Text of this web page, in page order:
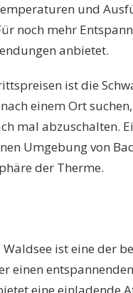
und
noch mehr
anbietet.
ist die
einem Ort
mal abzuschalten.
Umgebung von
der Therme.
ist eine der
einen
eine einladende